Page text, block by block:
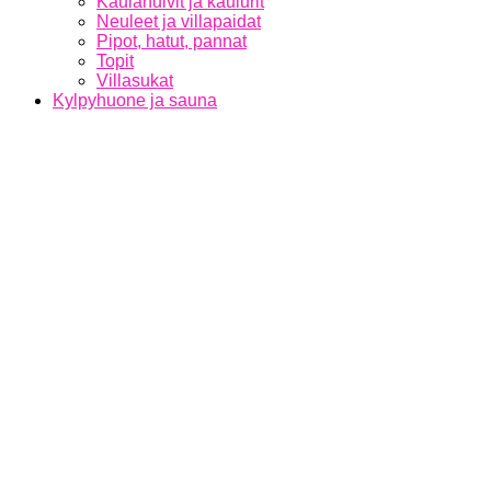
Neuleet ja villapaidat
Pipot, hatut, pannat
Topit
Villasukat
Kylpyhuone ja sauna